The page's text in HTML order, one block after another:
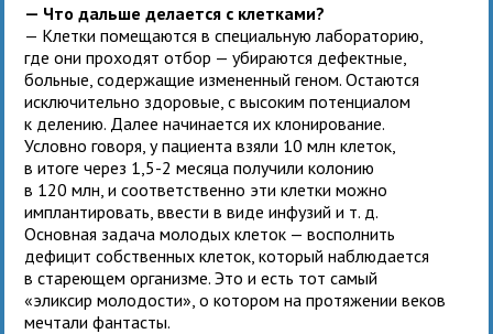
— Что дальше делается с клетками?
— Клетки помещаются в специальную лабораторию,
где они проходят отбор — убираются дефектные,
больные, содержащие измененный геном. Остаются
исключительно здоровые, с высоким потенциалом
к делению. Далее начинается их клонирование.
Условно говоря, у пациента взяли 10 млн клеток,
в итоге через 1,5-2 месяца получили колонию
в 120 млн, и соответственно эти клетки можно
имплантировать, ввести в виде инфузий и т. д.
Основная задача молодых клеток — восполнить
дефицит собственных клеток, который наблюдается
в стареющем организме. Это и есть тот самый
«эликсир молодости», о котором на протяжении веков
мечтали фантасты.